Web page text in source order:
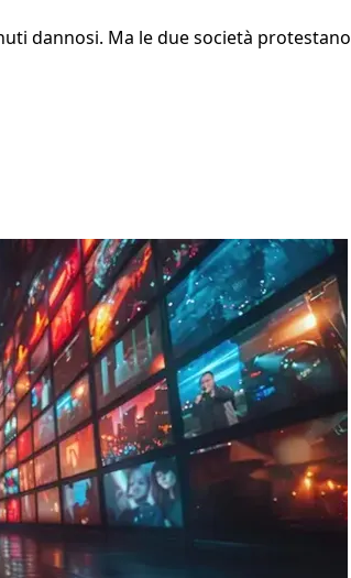
dannosi. Ma le due società protestano